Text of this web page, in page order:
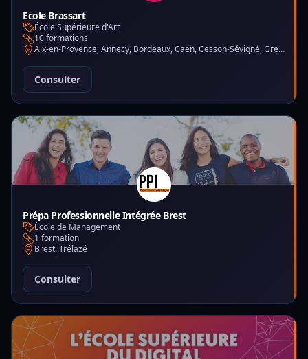
Ecole Brassart
École Supérieure d'Art
10 formations
Aix-en-Provence, Annecy, Bordeaux, Caen, Cesson-Sévigné, Grenoble, Lille, Lyon, Montpellier, Nantes, Nice, Paris, Toulouse, Tours
Consulter
Prépa Professionnelle Intégrée Brest
École de Management
1 formation
Brest, Trélazé
Consulter